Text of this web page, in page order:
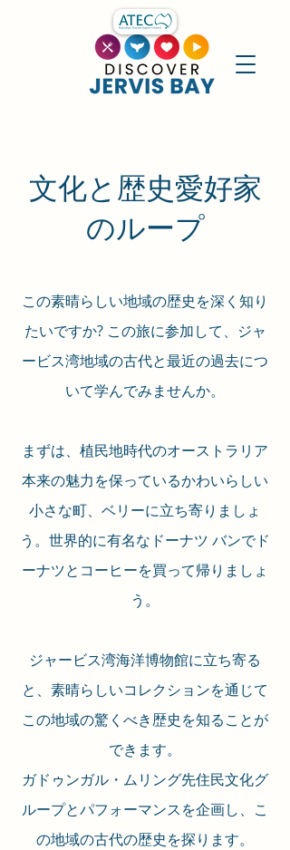
文化と歴史愛好家
のループ
この素晴らしい地域の歴史を深く知り
たいですか? この旅に参加して、ジャ
ービス湾地域の古代と最近の過去につ
いて学んでみませんか。
まずは、植民地時代のオーストラリア
本来の魅力を保っているかわいらしい
小さな町、ベリーに立ち寄りましょ
う。世界的に有名なドーナツ バンでド
ーナツとコーヒーを買って帰りましょ
う。
ジャービス湾海洋博物館に立ち寄る
と、素晴らしいコレクションを通じて
この地域の驚くべき歴史を知ることが
できます。
ガドゥンガル・ムリング先住民文化グ
ループとパフォーマンスを企画し、こ
の地域の古代の歴史を探ります。